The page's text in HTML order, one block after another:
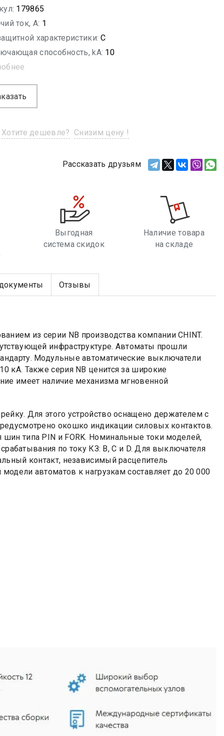
179865
ток, A: 1
характеристики: C
способность, kA: 10
Хотите дешевле? Снизим цену !
Рассказать друзьям
Выгодная
система скидок
Наличие товара
на складе
Отзывы
из серии NB производства компании CHINT.
инфраструктуре. Автоматы прошли
Модульные автоматические выключатели
кА. Также серия NB ценится за широкие
имеет наличие механизма мгновенной
Для этого устройство оснащено держателем с
окошко индикации силовых контактов.
типа PIN и FORK. Номинальные токи моделей,
по току КЗ: B, C и D. Для выключателя
контакт, независимый расцепитель
автоматов к нагрузкам составляет до 20 000